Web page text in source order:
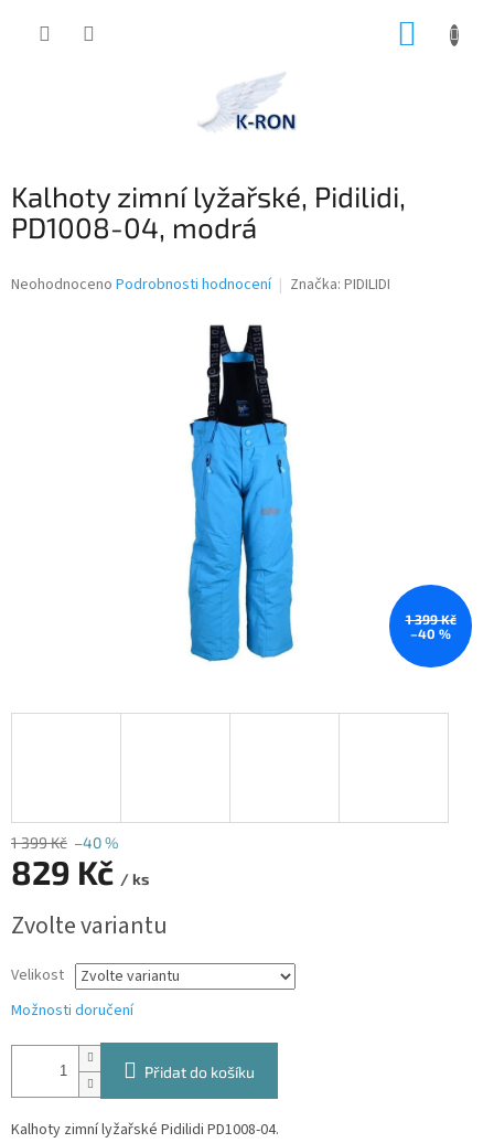
Kalhoty zimní lyžařské, Pidilidi,
PD1008-04, modrá
Průměrné
Neohodnoceno Podrobnosti hodnocení Značka: PIDILIDI
1 399 Kč
–40 %
1 399 Kč –40 %
829 Kč / ks
cena:
Zvolte variantu
Velikost
Možnosti doručení
Přidat do košíku
Kalhoty zimní lyžařské Pidilidi PD1008-04.